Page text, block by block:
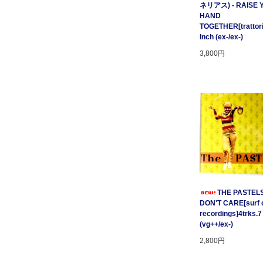
ネリアス) - RAISE
HAND
Inch (ex-/ex-)
3,800円
THE
DON'T CARE[surf
recordings]4trks.7
(vg++/ex-)
2,800円